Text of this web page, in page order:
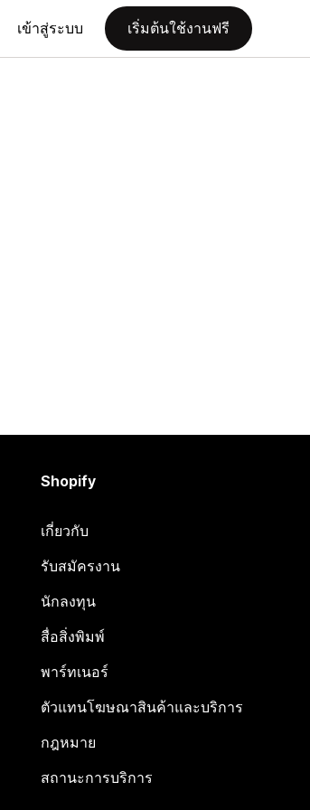
เข้าสู่ระบบ เริ่มต้นใช้งานฟรี
Shopify
เกี่ยวกับ
รับสมัครงาน
นักลงทุน
สื่อสิ่งพิมพ์
พาร์ทเนอร์
ตัวแทนโฆษณาสินค้าและบริการ
กฎหมาย
สถานะการบริการ